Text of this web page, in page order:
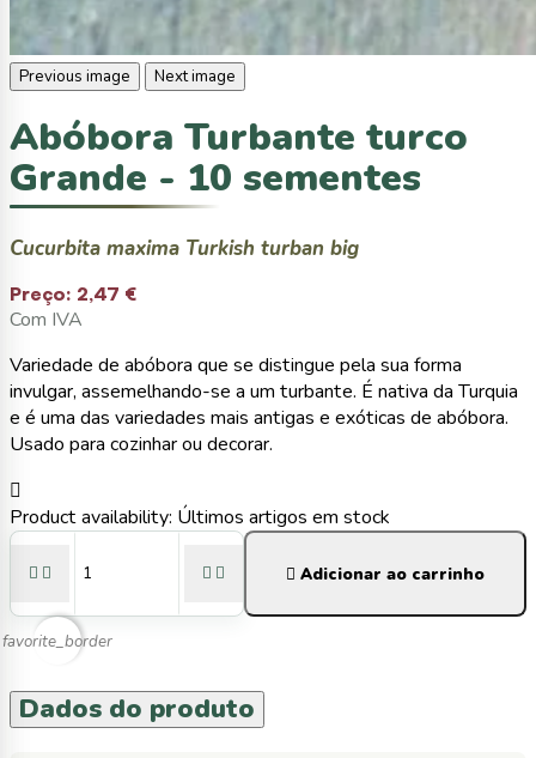
Previous image Next image
Abóbora Turbante turco
Grande - 10 sementes
Cucurbita maxima Turkish turban big
Preço: 2,47 €
Com IVA
Variedade de abóbora que se distingue pela sua forma
invulgar, assemelhando-se a um turbante. É nativa da Turquia
e é uma das variedades mais antigas e exóticas de abóbora.
Usado para cozinhar ou decorar.

Product availability: Últimos artigos em stock
     Adicionar ao carrinho
favorite_border
Dados do produto